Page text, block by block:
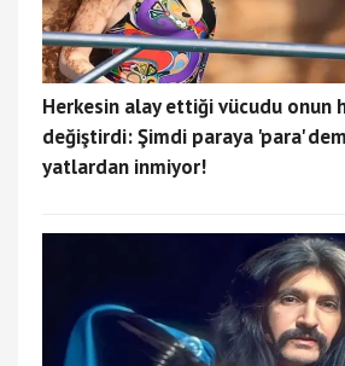
Herkesin alay ettiği vücudu onun
değiştirdi: Şimdi paraya 'para'
yatlardan inmiyor!